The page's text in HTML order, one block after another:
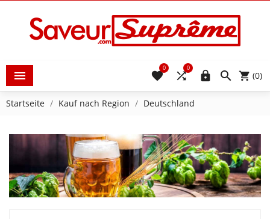
  (0)


0

0
Startseite Kauf nach Region Deutschland